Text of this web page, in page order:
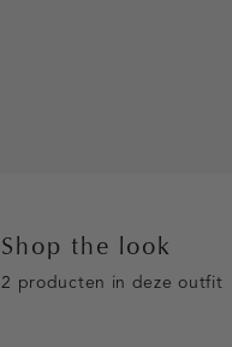
Shop the look
2 producten in deze outfit